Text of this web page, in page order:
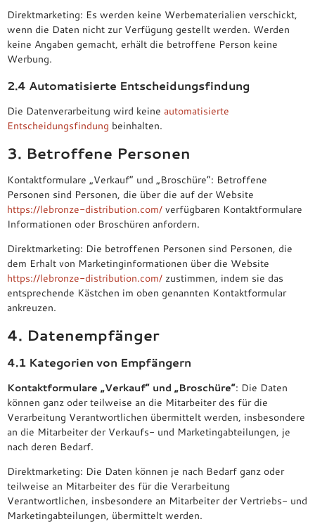
Direktmarketing: Es werden keine Werbematerialien verschickt,
wenn die Daten nicht zur Verfügung gestellt werden. Werden
keine Angaben gemacht, erhält die betroffene Person keine
Werbung.
2.4 Automatisierte Entscheidungsfindung
Die Datenverarbeitung wird keine automatisierte
Entscheidungsfindung beinhalten.
3. Betroffene Personen
Kontaktformulare „Verkauf“ und „Broschüre“: Betroffene
Personen sind Personen, die über die auf der Website
https://lebronze-distribution.com/ verfügbaren Kontaktformulare
Informationen oder Broschüren anfordern.
Direktmarketing: Die betroffenen Personen sind Personen, die
dem Erhalt von Marketinginformationen über die Website
https://lebronze-distribution.com/ zustimmen, indem sie das
entsprechende Kästchen im oben genannten Kontaktformular
ankreuzen.
4. Datenempfänger
4.1 Kategorien von Empfängern
Kontaktformulare „Verkauf“ und „Broschüre“: Die Daten
können ganz oder teilweise an die Mitarbeiter des für die
Verarbeitung Verantwortlichen übermittelt werden, insbesondere
an die Mitarbeiter der Verkaufs- und Marketingabteilungen, je
nach deren Bedarf.
Direktmarketing: Die Daten können je nach Bedarf ganz oder
teilweise an Mitarbeiter des für die Verarbeitung
Verantwortlichen, insbesondere an Mitarbeiter der Vertriebs- und
Marketingabteilungen, übermittelt werden.